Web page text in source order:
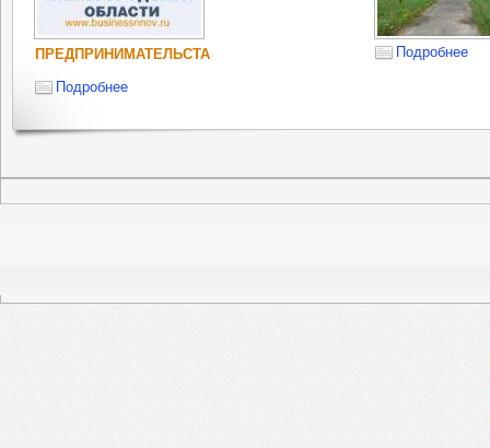
ПРЕДПРИНИМАТЕЛЬСТА
Подробнее
Подробнее